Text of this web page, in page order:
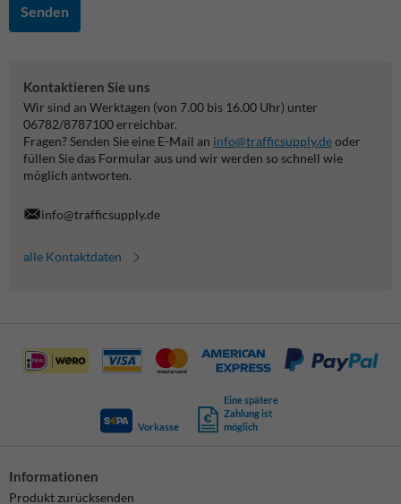
Senden
Kontaktieren Sie uns
Wir sind an Werktagen (von 7.00 bis 16.00 Uhr) unter
06782/8787100 erreichbar.
Fragen? Senden Sie eine E-Mail an info@trafficsupply.deoder
füllen Sie das Formular aus und wir werden so schnell wie
möglich antworten.
info@trafficsupply.de
alle Kontaktdaten
Vorkasse
Eine spätere
Zahlung ist
möglich
Informationen
Produkt zurücksenden